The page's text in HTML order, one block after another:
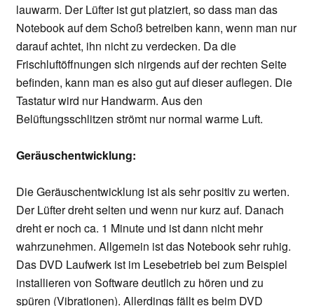
lauwarm. Der Lüfter ist gut platziert, so dass man das
Notebook auf dem Schoß betreiben kann, wenn man nur
darauf achtet, ihn nicht zu verdecken. Da die
Frischluftöffnungen sich nirgends auf der rechten Seite
befinden, kann man es also gut auf dieser auflegen. Die
Tastatur wird nur Handwarm. Aus den
Belüftungsschlitzen strömt nur normal warme Luft.
Geräuschentwicklung:
Die Geräuschentwicklung ist als sehr positiv zu werten.
Der Lüfter dreht selten und wenn nur kurz auf. Danach
dreht er noch ca. 1 Minute und ist dann nicht mehr
wahrzunehmen. Allgemein ist das Notebook sehr ruhig.
Das DVD Laufwerk ist im Lesebetrieb bei zum Beispiel
installieren von Software deutlich zu hören und zu
spüren (Vibrationen). Allerdings fällt es beim DVD